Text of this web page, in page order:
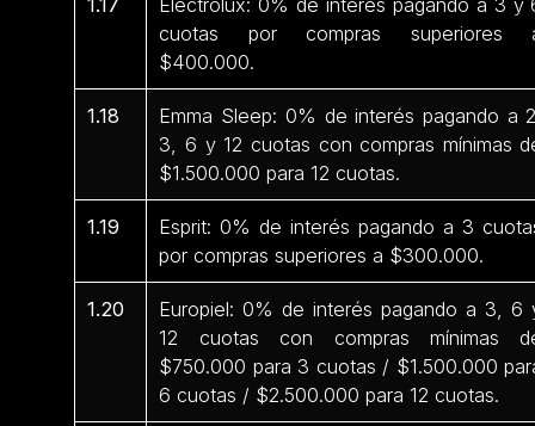
cuotas por compras superiores
$400.000.
1.18
Emma Sleep: 0% de interés pagando a
3, 6 y 12 cuotas con compras mínimas
$1.500.000 para 12 cuotas.
1.19
Esprit: 0% de interés pagando a 3
por compras superiores a $300.000.
1.20
Europiel: 0% de interés pagando a 3, 6
12 cuotas con compras mínimas
$750.000 para 3 cuotas / $1.500.000
6 cuotas / $2.500.000 para 12 cuotas.